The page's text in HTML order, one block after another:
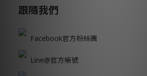
跟隨我們
Facebook官方粉絲團
Line@官方帳號